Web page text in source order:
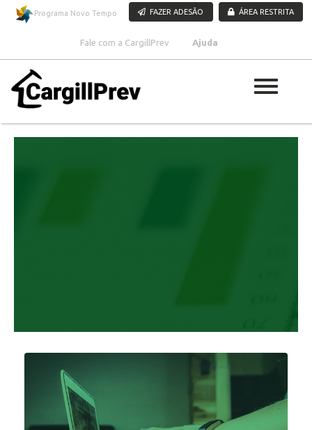
Pular para o conteúdo
Programa Novo Tempo FAZER ADESÃO ÁREA RESTRITA
Fale com a CargillPrev Ajuda